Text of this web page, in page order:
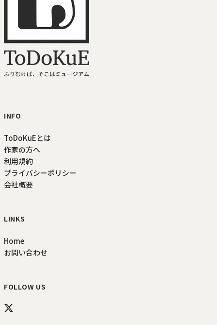
INFO
ToDoKuEとは
作家の方へ
利用規約
プライバシーポリシー
会社概要
LINKS
Home
お問い合わせ
FOLLOW US